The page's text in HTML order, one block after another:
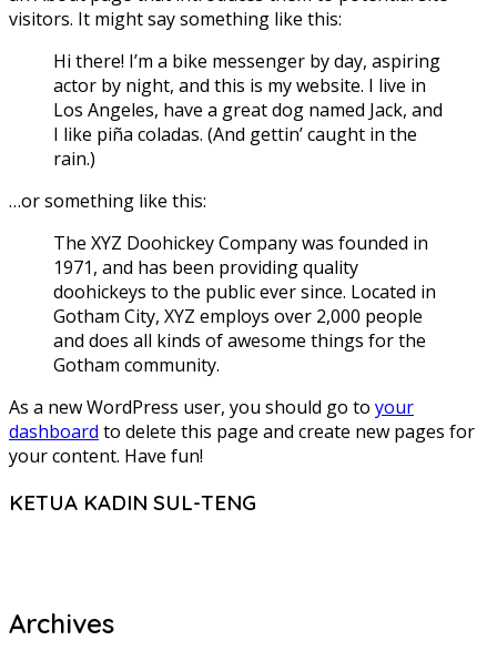
visitors. It might say something like this:
Hi there! I’m a bike messenger by day, aspiring
actor by night, and this is my website. I live in
Los Angeles, have a great dog named Jack, and
I like piña coladas. (And gettin’ caught in the
rain.)
…or something like this:
The XYZ Doohickey Company was founded in
1971, and has been providing quality
doohickeys to the public ever since. Located in
Gotham City, XYZ employs over 2,000 people
and does all kinds of awesome things for the
Gotham community.
As a new WordPress user, you should go to your
dashboard to delete this page and create new pages for
your content. Have fun!
KETUA KADIN SUL-TENG
Archives